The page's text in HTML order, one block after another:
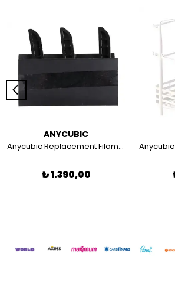
ANYCUBIC
Anycubic Replacement Filament Cutter, Kobra 3/Kobra 3 V2
₺ 1.390,00